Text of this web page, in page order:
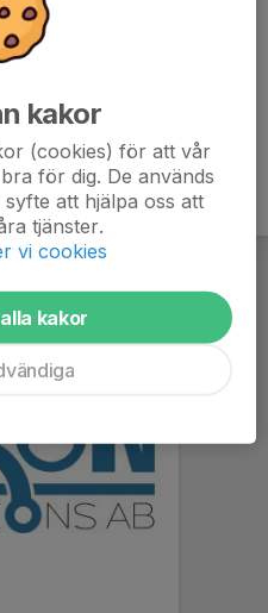
kakor
(cookies) för att vår
för dig. De används
att hjälpa oss att
tjänster.
vi cookies
kakor